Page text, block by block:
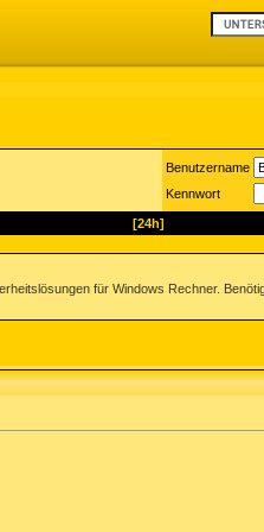
Benutzername
Kennwort
[24h]
für Windows Rechner.